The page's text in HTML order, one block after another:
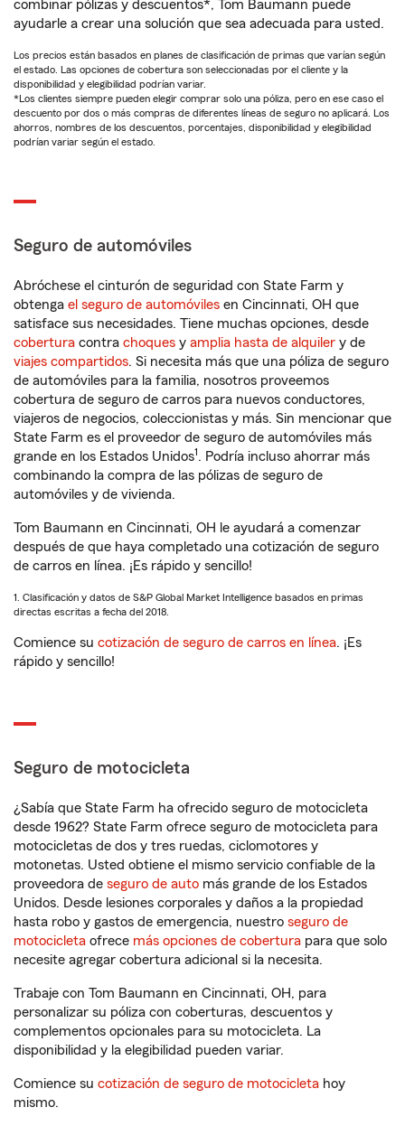
combinar pólizas y descuentos*, Tom Baumann puede
ayudarle a crear una solución que sea adecuada para usted.
Los precios están basados en planes de clasificación de primas que varían según
el estado. Las opciones de cobertura son seleccionadas por el cliente y la
disponibilidad y elegibilidad podrían variar.
*Los clientes siempre pueden elegir comprar solo una póliza, pero en ese caso el
descuento por dos o más compras de diferentes líneas de seguro no aplicará. Los
ahorros, nombres de los descuentos, porcentajes, disponibilidad y elegibilidad
podrían variar según el estado.
Seguro de automóviles
Abróchese el cinturón de seguridad con State Farm y
obtenga el seguro de automóviles en Cincinnati, OH que
satisface sus necesidades. Tiene muchas opciones, desde
cobertura contra choques y amplia hasta de alquiler y de
viajes compartidos. Si necesita más que una póliza de seguro
de automóviles para la familia, nosotros proveemos
cobertura de seguro de carros para nuevos conductores,
viajeros de negocios, coleccionistas y más. Sin mencionar que
State Farm es el proveedor de seguro de automóviles más
grande en los Estados Unidos1 . Podría incluso ahorrar más
combinando la compra de las pólizas de seguro de
automóviles y de vivienda.
Tom Baumann en Cincinnati, OH le ayudará a comenzar
después de que haya completado una cotización de seguro
de carros en línea. ¡Es rápido y sencillo!
1. Clasificación y datos de S&P Global Market Intelligence basados en primas
directas escritas a fecha del 2018.
Comience su cotización de seguro de carros en línea. ¡Es
rápido y sencillo!
Seguro de motocicleta
¿Sabía que State Farm ha ofrecido seguro de motocicleta
desde 1962? State Farm ofrece seguro de motocicleta para
motocicletas de dos y tres ruedas, ciclomotores y
motonetas. Usted obtiene el mismo servicio confiable de la
proveedora de seguro de auto más grande de los Estados
Unidos. Desde lesiones corporales y daños a la propiedad
hasta robo y gastos de emergencia, nuestro seguro de
motocicleta ofrece más opciones de cobertura para que solo
necesite agregar cobertura adicional si la necesita.
Trabaje con Tom Baumann en Cincinnati, OH, para
personalizar su póliza con coberturas, descuentos y
complementos opcionales para su motocicleta. La
disponibilidad y la elegibilidad pueden variar.
Comience su cotización de seguro de motocicleta hoy
mismo.